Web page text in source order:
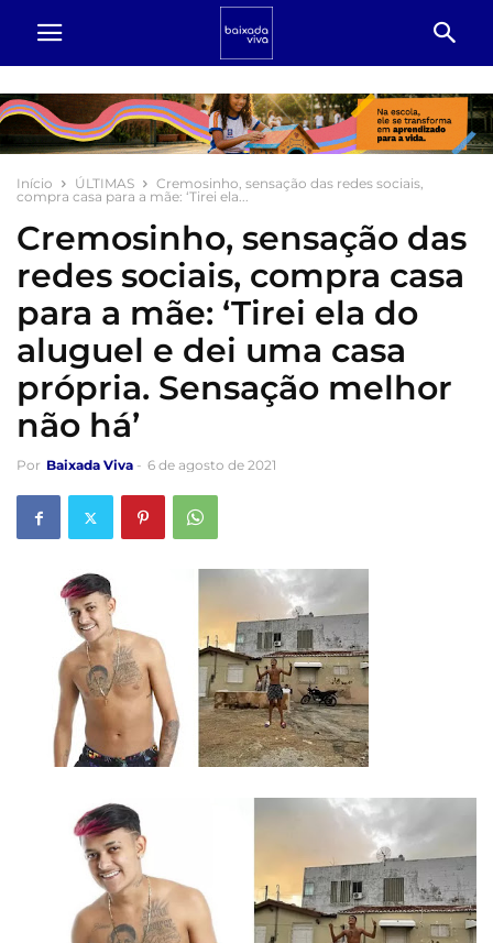
Início ÚLTIMAS
Cremosinho, sensação das redes sociais,
compra casa para a mãe: ‘Tirei ela...
Cremosinho, sensação das
redes sociais, compra casa
para a mãe: ‘Tirei ela do
aluguel e dei uma casa
própria. Sensação melhor
não há’
Por Baixada Viva - 6 de agosto de 2021